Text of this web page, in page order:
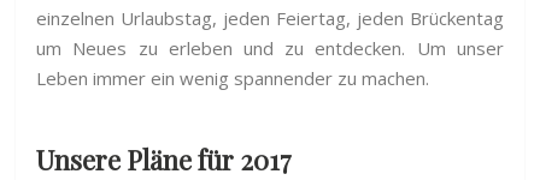
einzelnen Urlaubstag, jeden Feiertag, jeden Brückentag
um Neues zu erleben und zu entdecken. Um unser
Leben immer ein wenig spannender zu machen.
Unsere Pläne für 2017